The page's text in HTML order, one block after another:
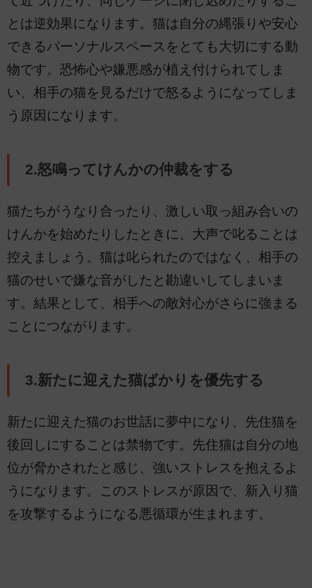
とは逆効果になります。猫は自分の縄張りや安心
できるパーソナルスペースをとても大切にする動
物です。恐怖心や嫌悪感が植え付けられてしま
い、相手の猫を見るだけで怒るようになってしま
う原因になります。
2.怒鳴ってけんかの仲裁をする
猫たちがうなり合ったり、激しい取っ組み合いの
けんかを始めたりしたときに、大声で叱ることは
控えましょう。猫は叱られたのではなく、相手の
猫のせいで嫌な音がしたと勘違いしてしまいま
す。結果として、相手への敵対心がさらに強まる
ことにつながります。
3.新たに迎えた猫ばかりを優先する
新たに迎えた猫のお世話に夢中になり、先住猫を
後回しにすることは禁物です。先住猫は自分の地
位が脅かされたと感じ、強いストレスを抱えるよ
うになります。このストレスが原因で、新入り猫
を攻撃するようになる悪循環が生まれます。